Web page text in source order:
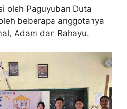
oleh Paguyuban Duta
beberapa anggotanya
Adam dan Rahayu.